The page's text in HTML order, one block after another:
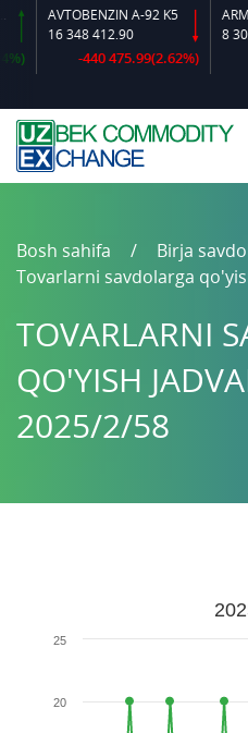
AVTOBENZIN A-92 K5
16 348 412.90
-440 475.99(2.62%)
8 302
Bosh sahifa
Birja
Tovarlarni savdolarga
TOVARLARNI
QO'YISH
2025/2/58
20
25